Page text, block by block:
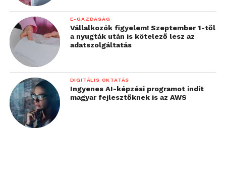
E-GAZDASÁG
Vállalkozók figyelem! Szeptember 1-től
a nyugták után is kötelező lesz az
adatszolgáltatás
DIGITÁLIS OKTATÁS
Ingyenes AI-képzési programot indít
magyar fejlesztőknek is az AWS